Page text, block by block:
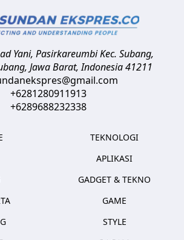
Yani, Pasirkareumbi Kec. Subang,
Jawa Barat,Indonesia41211
+6281280911913
+6289688232338
TEKNOLOGI
APLIKASI
GADGET & TEKNO
GAME
STYLE